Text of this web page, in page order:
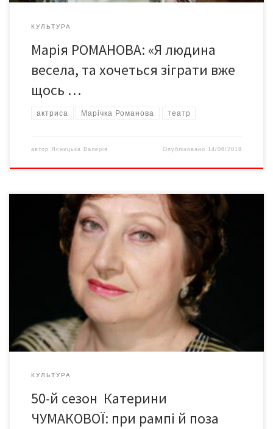
КУЛЬТУРА
Марія РОМАНОВА: «Я людина
весела, та хочеться зіграти вже
щось …
актриса Марічка Романова театр
автор Ясницька Валерія Опубліковано 14/06/2018
Юну Катю Чумакову, чий батько не повернувся з фронту,
мама виховувала в розумінні: хочеш щось мати – працюй. І вона
добре засвоїла мамині уроки: все життя працює. В школі над
уроками, вдома, у численних гуртках, які відвідувала, над
книгою. Містечко Тульчин, де народилася, майже не пам’ятає:
чернівчанкою Катерина […]
КУЛЬТУРА
50-й сезон Катерини
ЧУМАКОВОЇ: при рампі й поза